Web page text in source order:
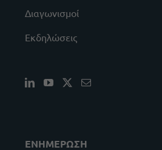
Διαγωνισμοί
Εκδηλώσεις
ΕΝΗΜΕΡΩΣΗ